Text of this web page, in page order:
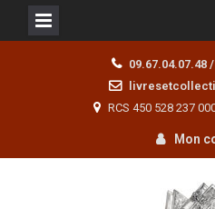
09.67.04.07.48
RCS 450 528 237
Mon